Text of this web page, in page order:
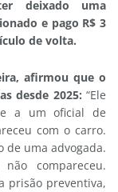
deixado uma
e pago R$ 3
de volta.
afirmou que o
desde 2025: “Ele
a um oficial de
com o carro.
de uma advogada.
compareceu.
prisão preventiva,